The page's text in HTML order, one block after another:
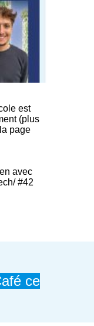
est
(plus
page
avec
#42
ce